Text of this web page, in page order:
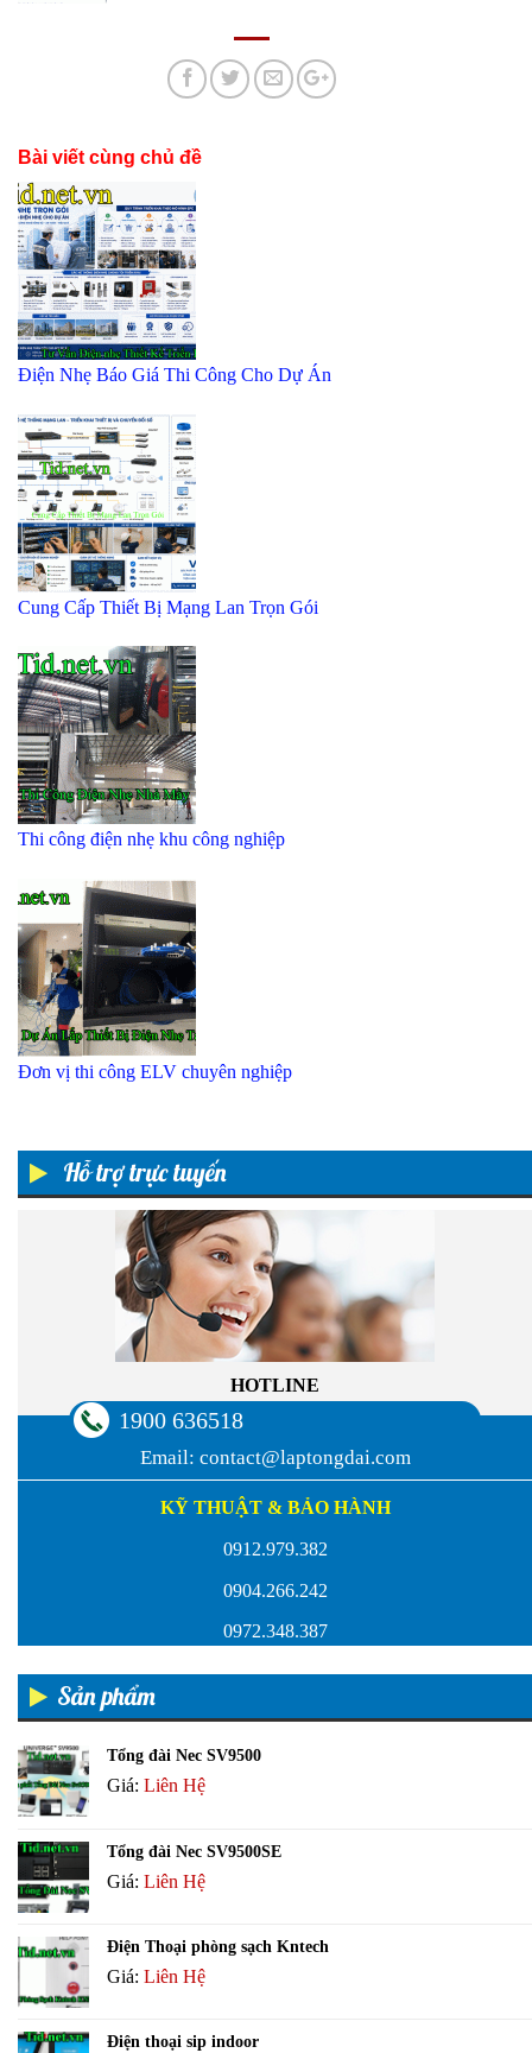
Hỗ trợ trực tuyến
HOTLINE
1900 636518
Email: contact@laptongdai.com
KỸ THUẬT & BẢO HÀNH
0912.979.382
0904.266.242
0972.348.387
Sản phẩm
Tổng đài Nec SV9500
Giá: Liên Hệ
Tổng đài Nec SV9500SE
Giá: Liên Hệ
Điện Thoại phòng sạch Kntech
Giá: Liên Hệ
Điện thoại sip indoor
Bài viết cùng chủ đề
Điện Nhẹ Báo Giá Thi Công Cho Dự Án
Cung Cấp Thiết Bị Mạng Lan Trọn Gói
Thi công điện nhẹ khu công nghiệp
Đơn vị thi công ELV chuyên nghiệp